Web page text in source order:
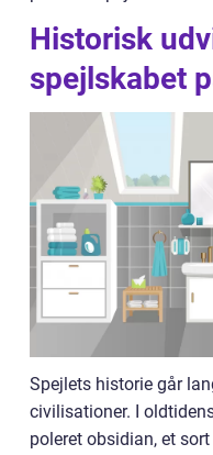
Historisk
spejlskabet
Spejlets historie går
civilisationer. I
poleret obsidian, et